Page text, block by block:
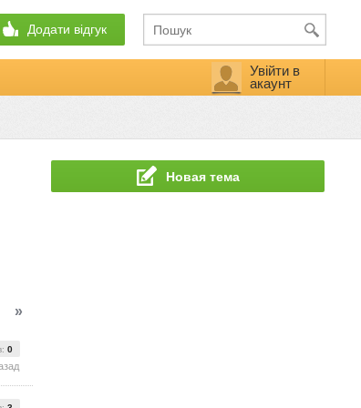
Додати відгук
Увійти в
акаунт
»
0
Новая тема